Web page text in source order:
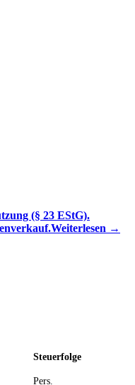
(§ 23 EStG).
Weiterlesen →
Steuerfolge
Pers.